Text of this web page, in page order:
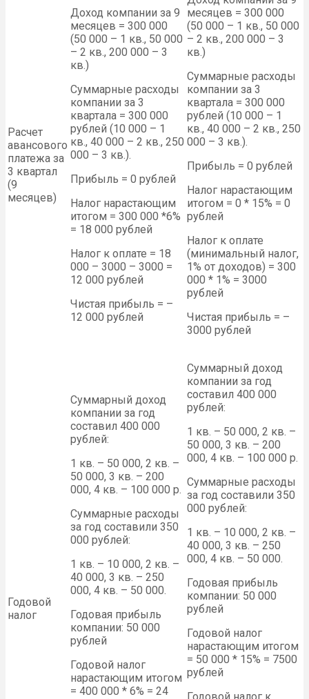
Расчет
авансового
платежа за
3 квартал
(9
месяцев)
Доход компании за 9
месяцев = 300 000
(50 000 – 1 кв., 50 000
– 2 кв., 200 000 – 3
кв.)
Суммарные расходы
компании за 3
квартала = 300 000
рублей (10 000 – 1
кв., 40 000 – 2 кв., 250
000 – 3 кв.).
Прибыль = 0 рублей
Налог нарастающим
итогом = 300 000 *6%
= 18 000 рублей
Налог к оплате = 18
000 – 3000 – 3000 =
12 000 рублей
Чистая прибыль = –
12 000 рублей
месяцев = 300 000
(50 000 – 1 кв., 50 000
– 2 кв., 200 000 – 3
кв.)
Суммарные расходы
компании за 3
квартала = 300 000
рублей (10 000 – 1
кв., 40 000 – 2 кв., 250
000 – 3 кв.).
Прибыль = 0 рублей
Налог нарастающим
итогом = 0 * 15% = 0
рублей
Налог к оплате
(минимальный налог,
1% от доходов) = 300
000 * 1% = 3000
рублей
Чистая прибыль = –
3000 рублей
Годовой
налог
Суммарный доход
компании за год
составил 400 000
рублей:
1 кв. – 50 000, 2 кв. –
50 000, 3 кв. – 200
000, 4 кв. – 100 000 р.
Суммарные расходы
за год составили 350
000 рублей:
1 кв. – 10 000, 2 кв. –
40 000, 3 кв. – 250
000, 4 кв. – 50 000.
Годовая прибыль
компании: 50 000
рублей
Годовой налог
нарастающим итогом
= 400 000 * 6% = 24
Суммарный доход
компании за год
составил 400 000
рублей:
1 кв. – 50 000, 2 кв. –
50 000, 3 кв. – 200
000, 4 кв. – 100 000 р.
Суммарные расходы
за год составили 350
000 рублей:
1 кв. – 10 000, 2 кв. –
40 000, 3 кв. – 250
000, 4 кв. – 50 000.
Годовая прибыль
компании: 50 000
рублей
Годовой налог
нарастающим итогом
= 50 000 * 15% = 7500
рублей